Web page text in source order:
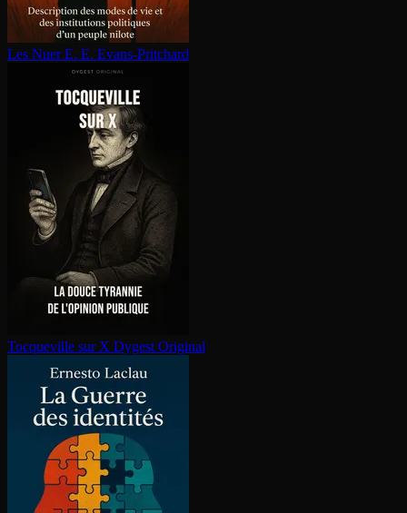
Les Nuer E. E. Evans-Pritchard
Tocqueville sur X Dygest Original